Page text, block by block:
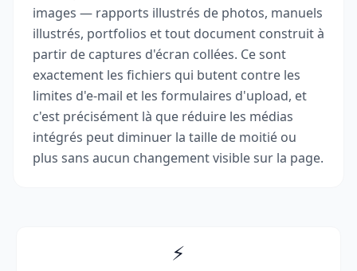
images — rapports illustrés de photos, manuels
illustrés, portfolios et tout document construit à
partir de captures d'écran collées. Ce sont
exactement les fichiers qui butent contre les
limites d'e-mail et les formulaires d'upload, et
c'est précisément là que réduire les médias
intégrés peut diminuer la taille de moitié ou
plus sans aucun changement visible sur la page.
⚡